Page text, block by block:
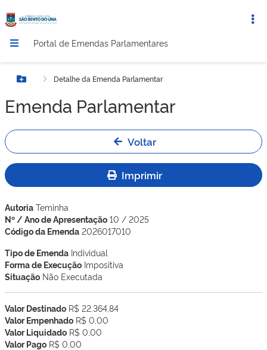
Portal de Emendas Parlamentares
Botão MenuDetalhe da Emenda Parlamentar
Emenda Parlamentar
Voltar
Imprimir
Autoria Teminha
Nº / Ano de Apresentação 10 / 2025
Código da Emenda 2026017010
Tipo de Emenda Individual
Forma de Execução Impositiva
Situação Não Executada
Valor Destinado R$ 22.364,84
Valor Empenhado R$ 0,00
Valor Liquidado R$ 0,00
Valor Pago R$ 0,00